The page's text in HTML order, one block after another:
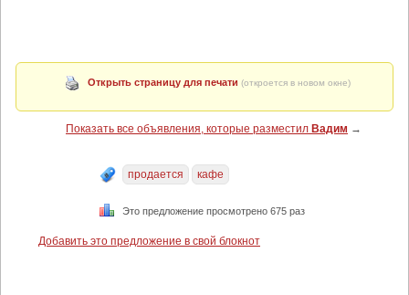
Открыть страницу для печати (откроется в новом окне)
Показать все объявления, которые разместил Вадим →
продается кафе
Это предложение просмотрено 675 раз
Добавить это предложение в свой блокнот